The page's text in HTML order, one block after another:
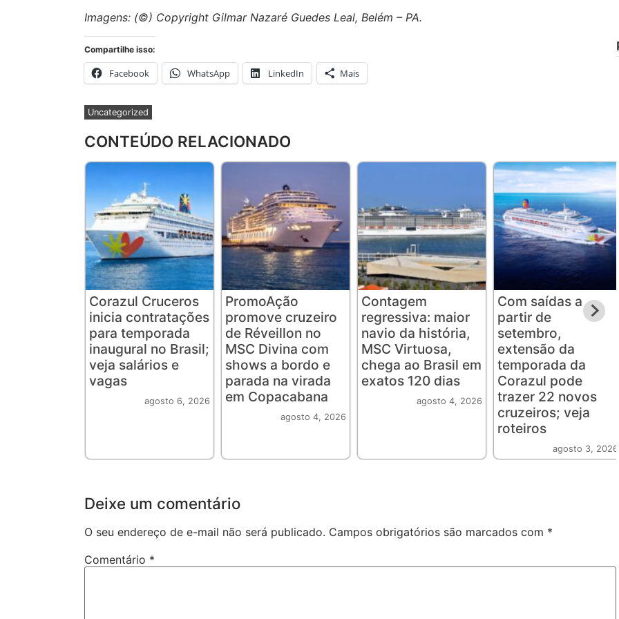
Imagens: (©) Copyright Gilmar Nazaré Guedes Leal, Belém – PA.
Compartilhe isso:
Facebook WhatsApp LinkedIn Mais
Uncategorized
CONTEÚDO RELACIONADO
Corazul Cruceros
inicia contratações
para temporada
inaugural no Brasil;
veja salários e
vagas
agosto 6, 2026
PromoAção
promove cruzeiro
de Réveillon no
MSC Divina com
shows a bordo e
parada na virada
em Copacabana
agosto 4, 2026
Contagem
regressiva: maior
navio da história,
MSC Virtuosa,
chega ao Brasil em
exatos 120 dias
agosto 4, 2026
Com saídas a
partir de
setembro,
extensão da
temporada da
Corazul pode
trazer 22 novos
cruzeiros; veja
roteiros
agosto 3, 2026
Deixe um comentário
O seu endereço de e-mail não será publicado. Campos obrigatórios são marcados com *
Comentário *